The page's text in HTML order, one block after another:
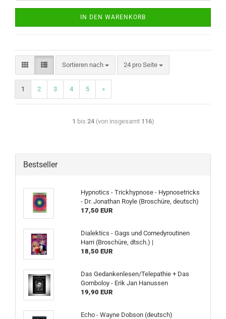
IN DEN WARENKORB
Sortieren nach 24 pro Seite
1 2 3 4 5 »
1 bis 24(von insgesamt 116)
Bestseller
Hypnotics - Trickhypnose - Hypnosetricks
- Dr. Jonathan Royle (Broschüre, deutsch)
17,50 EUR
Dialektics - Gags und Comedyroutinen
Harri (Broschüre, dtsch.) |
18,50 EUR
Das Gedankenlesen/Telepathie + Das
Gomboloy - Erik Jan Hanussen
19,90 EUR
Echo - Wayne Dobson (deutsch)